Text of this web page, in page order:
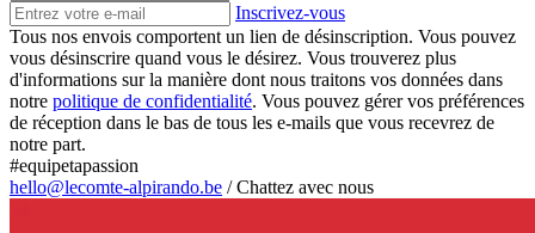
Inscrivez-vous
Tous nos envois comportent un lien de désinscription. Vous pouvez
vous désinscrire quand vous le désirez. Vous trouverez plus
d'informations sur la manière dont nous traitons vos données dans
notre politique de confidentialité. Vous pouvez gérer vos préférences
de réception dans le bas de tous les e-mails que vous recevrez de
notre part.
#equipetapassion
hello@lecomte-alpirando.be /Chattez avec nous